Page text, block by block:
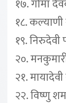
१७. गोमा
१८.
१९.
२०.
२१.
२२. विष्णु